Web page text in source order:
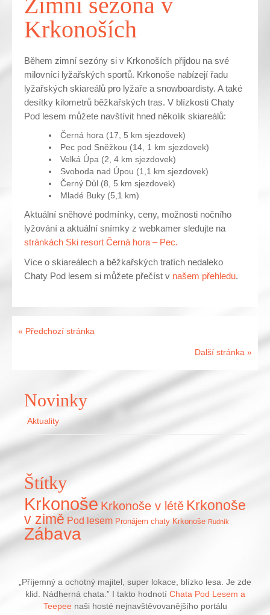
Krkonoších
Během zimní sezóny si v Krkonoších přijdou na své
milovníci lyžařských sportů. Krkonoše nabízejí řadu
lyžařských skiareálů pro lyžaře a snowboardisty. A také
desítky kilometrů běžkařských tras. V blízkosti Chaty
Pod lesem můžete navštívit hned několik skiareálů:
Černá hora (17, 5 km sjezdovek)
Pec pod Sněžkou (14, 1 km sjezdovek)
Velká Úpa (2, 4 km sjezdovek)
Svoboda nad Úpou (1,1 km sjezdovek)
Černý Důl (8, 5 km sjezdovek)
Mladé Buky (5,1 km)
Aktuální sněhové podmínky, ceny, možnosti nočního
lyžování a aktuální snímky z webkamer sledujte na
stránkách Ski resort Černá hora – Pec.
Více o skiareálech a běžkařských tratích nedaleko
Chaty Pod lesem si můžete přečíst v našem přehledu.
« Předchozí stránka
Další stránka »
Novinky
Aktuality
Štítky
Krkonoše Krkonoše v létě Krkonoše
v zimě Pod lesem Pronájem chaty Krkonoše Rudník
Zábava
„Příjemný a ochotný majitel, super lokace, blízko lesa. Je zde
klid. Nádherná chata.” I takto hodnotíChata Pod Lesem a
Teepee naši hosté nejnavštěvovanějšího portálu